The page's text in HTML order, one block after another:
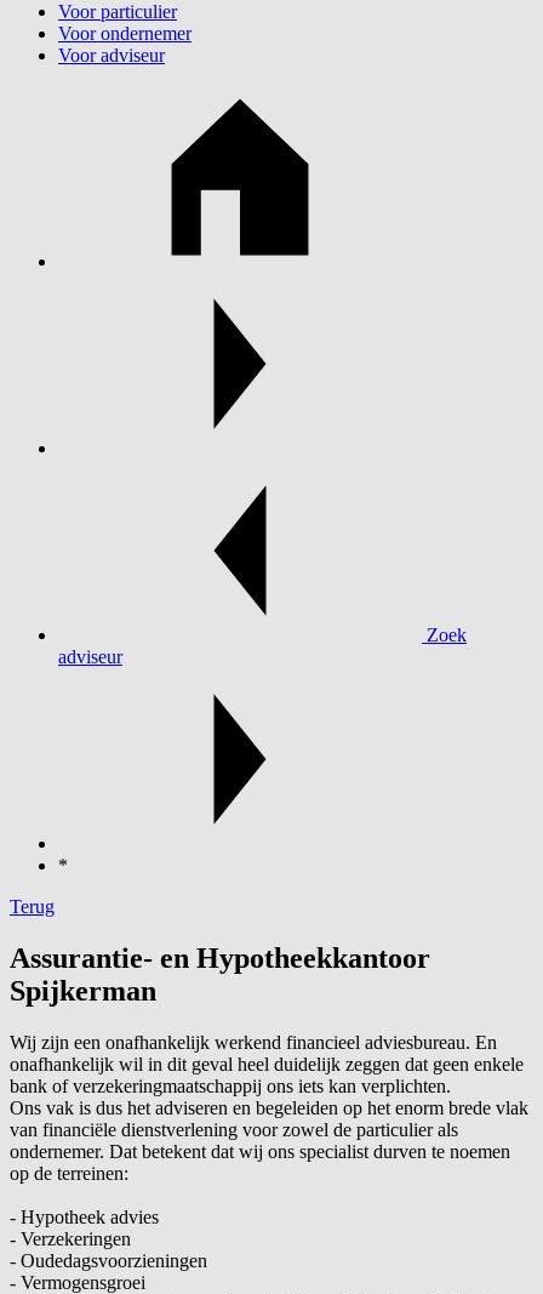
Voor particulier
Voor ondernemer
Voor adviseur
Zoek
adviseur
*
Terug
Assurantie- en Hypotheekkantoor
Spijkerman
Wij zijn een onafhankelijk werkend financieel adviesbureau. En
onafhankelijk wil in dit geval heel duidelijk zeggen dat geen enkele
bank of verzekeringmaatschappij ons iets kan verplichten.
Ons vak is dus het adviseren en begeleiden op het enorm brede vlak
van financiële dienstverlening voor zowel de particulier als
ondernemer. Dat betekent dat wij ons specialist durven te noemen
op de terreinen:
- Hypotheek advies
- Verzekeringen
- Oudedagsvoorzieningen
- Vermogensgroei